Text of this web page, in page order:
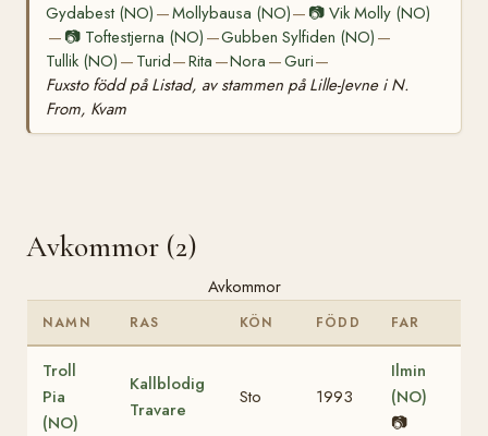
Gydabest (NO) —Mollybausa (NO)— 📷Vik Molly (NO)
— 📷 Toftestjerna (NO) —Gubben Sylfiden (NO) —
Tullik (NO) — Turid—Rita —Nora —Guri—
Fuxsto född på Listad, av stammen på Lille-Jevne i N.
From, Kvam
Avkommor (2)
Avkommor
NAMN RAS KÖN FÖDD FAR
Troll
Pia
(NO)
Kallblodig
Travare
Sto 1993
Ilmin
(NO)
📷